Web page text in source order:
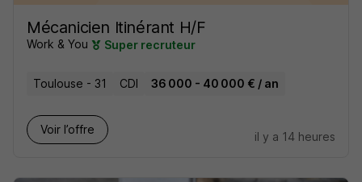
Mécanicien Itinérant H/F
Work & You Super recruteur
Toulouse - 31 CDI 36 000 - 40 000 € / an
Voir l’offre
il y a 14 heures